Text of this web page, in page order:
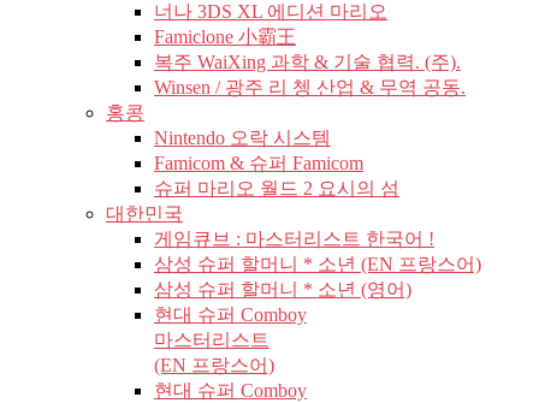
너나 3DS XL 에디션 마리오
Famiclone 小霸王
복주 WaiXing 과학 & 기술 협력. (주).
Winsen / 광주 리 쳉 산업 & 무역 공동.
홍콩
Nintendo 오락 시스템
Famicom & 슈퍼 Famicom
슈퍼 마리오 월드 2 요시의 섬
대한민국
게임큐브 : 마스터리스트 한국어 !
삼성 슈퍼 할머니 * 소년 (EN 프랑스어)
삼성 슈퍼 할머니 * 소년 (영어)
현대 슈퍼 Comboy
마스터리스트
(EN 프랑스어)
현대 슈퍼 Comboy